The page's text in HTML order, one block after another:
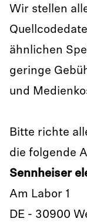
.PDF
Wir stellen
ähnlichen
geringe
und
Bitte richte
die folgende
Sennheiser
Am Labor 1
DE - 30900